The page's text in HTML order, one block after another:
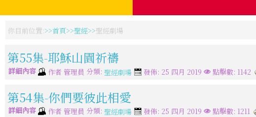
你目前位置: 首頁 聖經 聖經劇場
第55集-耶穌山園祈禱
詳細內容 作者 管理員 分類: 聖經劇場 發佈: 25 四月 2019 點擊數: 1142
第54集-你們要彼此相愛
詳細內容 作者 管理員 分類: 聖經劇場 發佈: 25 四月 2019 點擊數: 1211